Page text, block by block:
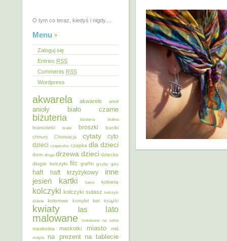
O tym co teraz, kiedyś i nigdy…
Menu
Zaloguj się
Entries RSS
Comments RSS
Wordpress
akwarela akwarele anioł
anioły biało czarne
biżuteria
biżuteria ślubna
bransoletki
bratki broszki buciki
chmury Chorwacja cytaty
cyto
dzieci czapeczka czapka dla dzieci
dom droga drzewa dzieci dziecko
długie kolczyki filc graffiti grzyby góry
haft haft krzyżykowy inne
jesień kartki kawa kobieta
kolczyki kolczyki sutasz kolczyki
ślubne
kolorowo komplet kot książki
kwiaty las lato
malowane malowane na szkle
maskotka maskotki miasto miś
motyle na prezent na tablecie